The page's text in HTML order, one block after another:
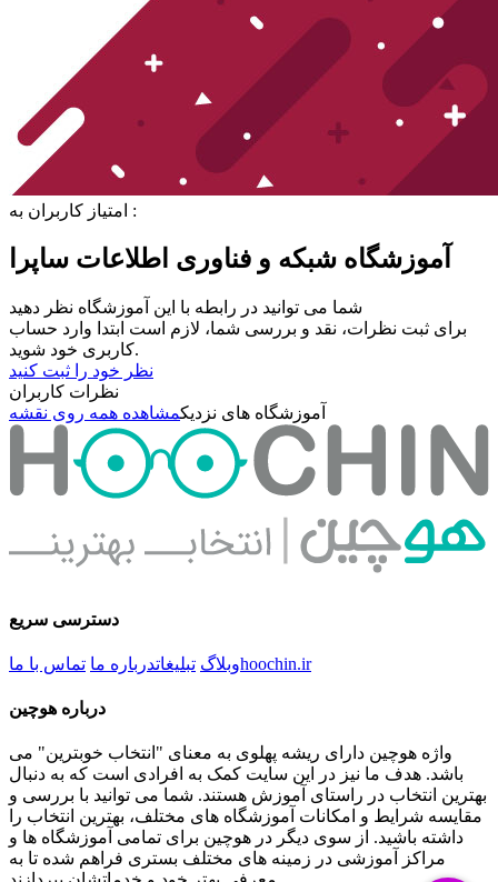
امتیاز کاربران به :
آموزشگاه شبکه و فناوری اطلاعات ساپرا
شما می توانید در رابطه با این آموزشگاه نظر دهید
برای ثبت نظرات، نقد و بررسی شما، لازم است ابتدا وارد حساب
کاربری خود شوید.
نظر خود را ثبت کنید
نظرات کاربران
آموزشگاه های نزدیکمشاهده همه روی نقشه
دسترسی سریع
وبلاگ تبلیغاتدرباره ما تماس با ما hoochin.ir
درباره هوچین
واژه هوچین دارای ریشه پهلوی به معنای "انتخاب خوبترین" می
باشد. هدف ما نیز در این سایت کمک به افرادی است که به دنبال
بهترین انتخاب در راستای آموزش هستند. شما می توانید با بررسی و
مقایسه شرایط و امکانات آموزشگاه های مختلف، بهترین انتخاب را
داشته باشید. از سوی دیگر در هوچین برای تمامی آموزشگاه ها و
مراکز آموزشی در زمینه های مختلف بستری فراهم شده تا به